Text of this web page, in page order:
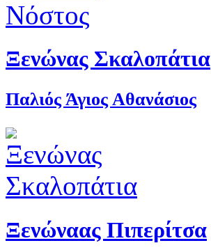
Ξενώνας Σκαλοπάτια
Παλιός Άγιος Αθανάσιος
Ξενώναας Πιπερίτσα